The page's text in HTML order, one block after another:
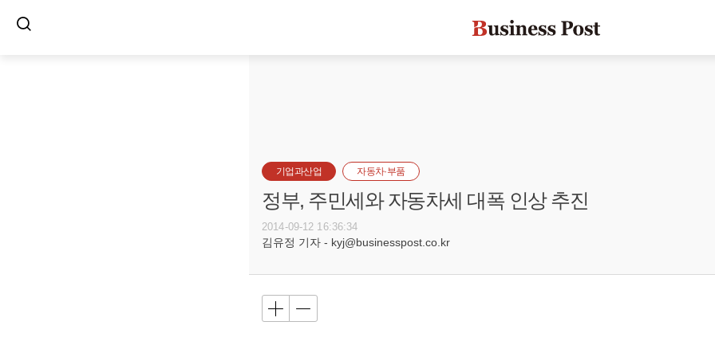
기업과산업 자동차·부품
정부, 주민세와 자동차세 대폭 인상 추진
2014-09-12 16:36:34
김유정 기자 - kyj@businesspost.co.kr